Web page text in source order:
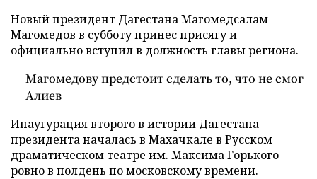
Новый президент Дагестана Магомедсалам
Магомедов в субботу принес присягу и
официально вступил в должность главы региона.
Магомедову предстоит сделать то, что не смог
Алиев
Инаугурация второго в истории Дагестана
президента началась в Махачкале в Русском
драматическом театре им. Максима Горького
ровно в полдень по московскому времени.